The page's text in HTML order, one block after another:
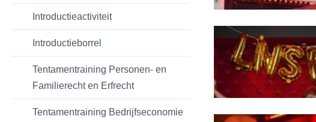
Introductieactiviteit
Introductieborrel
Tentamentraining Personen- en
Familierecht en Erfrecht
Tentamentraining Bedrijfseconomie